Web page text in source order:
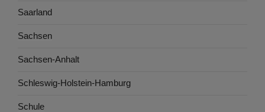
Saarland
Sachsen
Sachsen-Anhalt
Schleswig-Holstein-Hamburg
Schule